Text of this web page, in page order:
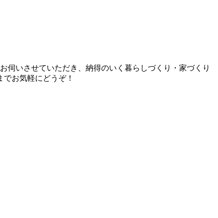
伺いさせていただき、納得のいく暮らしづくり・家づくり
お気軽にどうぞ！